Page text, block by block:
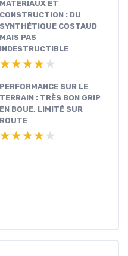
MATÉRIAUX ET
CONSTRUCTION : DU
SYNTHÉTIQUE COSTAUD
MAIS PAS
INDESTRUCTIBLE
★★★★★
★★★★★
PERFORMANCE SUR LE
TERRAIN : TRÈS BON GRIP
EN BOUE, LIMITÉ SUR
ROUTE
★★★★★
★★★★★